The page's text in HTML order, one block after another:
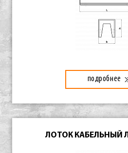
подробнее
ЛОТОК КАБЕЛЬНЫЙ